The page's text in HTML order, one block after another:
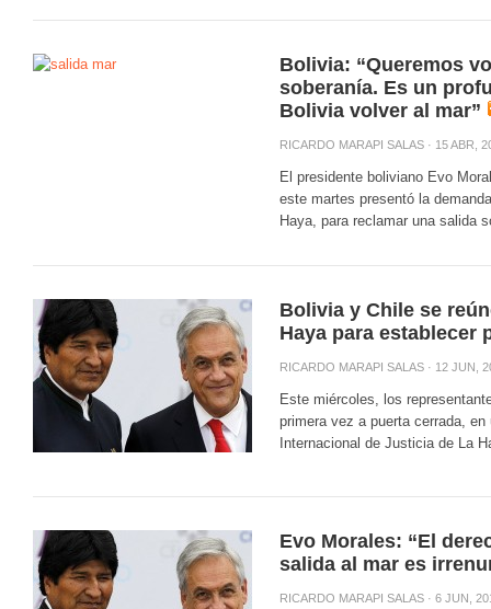
Bolivia: “Queremos
soberanía. Es un
Bolivia volver al mar”
RICARDO MARAPI SALAS · 15 ABR,
El presidente boliviano Evo
este martes presentó la
Haya, para reclamar una salida
Bolivia y Chile se
Haya para establecer
RICARDO MARAPI SALAS · 12 JUN,
Este miércoles, los
primera vez a puerta cerrada,
Internacional de Justicia de La
Evo Morales: “El
salida al mar es
RICARDO MARAPI SALAS · 6 JUN,